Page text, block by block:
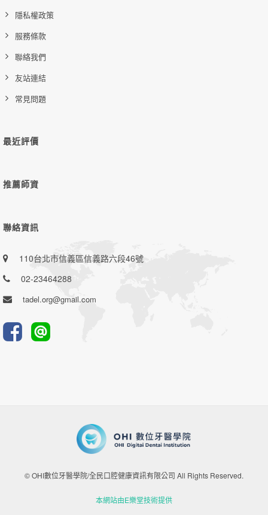
隱私權政策
服務條款
聯絡我們
友站連結
常見問題
最近評價
推薦師資
聯絡資訊
110台北市信義區信義路六段46號
02-23464288
tadel.org@gmail.com
© OHI數位牙醫學院/全民口腔健康資訊有限公司 All Rights Reserved.
本網站由E樂堂技術提供